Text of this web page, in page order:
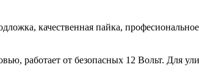
качественная пайка,
работает от безопасных 12 Вольт. Для